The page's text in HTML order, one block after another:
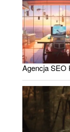
Agencja SEO